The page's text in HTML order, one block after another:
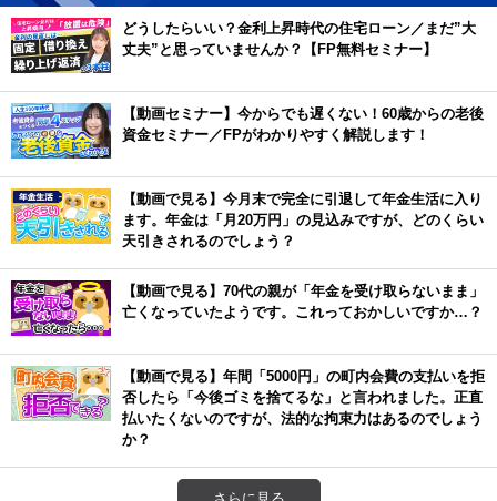
どうしたらいい？金利上昇時代の住宅ローン／まだ”大
丈夫”と思っていませんか？【FP無料セミナー】
【動画セミナー】今からでも遅くない！60歳からの老後
資金セミナー／FPがわかりやすく解説します！
【動画で見る】今月末で完全に引退して年金生活に入り
ます。年金は「月20万円」の見込みですが、どのくらい
天引きされるのでしょう？
【動画で見る】70代の親が「年金を受け取らないまま」
亡くなっていたようです。これっておかしいですか…？
【動画で見る】年間「5000円」の町内会費の支払いを拒
否したら「今後ゴミを捨てるな」と言われました。正直
払いたくないのですが、法的な拘束力はあるのでしょう
か？
さらに見る